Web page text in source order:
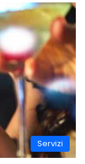
Servizi